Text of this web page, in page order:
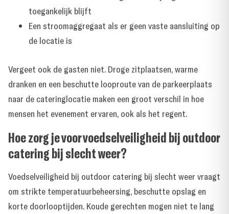
toegankelijk blijft
Een stroomaggregaat als er geen vaste aansluiting op
de locatie is
Vergeet ook de gasten niet. Droge zitplaatsen, warme
dranken en een beschutte looproute van de parkeerplaats
naar de cateringlocatie maken een groot verschil in hoe
mensen het evenement ervaren, ook als het regent.
Hoe zorg je voor voedselveiligheid bij outdoor
catering bij slecht weer?
Voedselveiligheid bij outdoor catering bij slecht weer vraagt
om strikte temperatuurbeheersing, beschutte opslag en
korte doorlooptijden. Koude gerechten mogen niet te lang